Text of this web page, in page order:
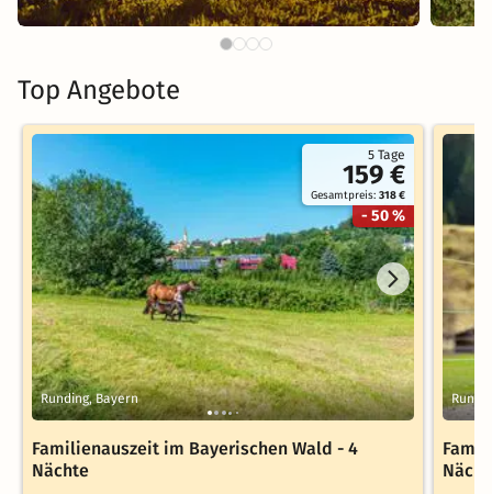
Top Angebote
5 Tage
159 €
Gesamtpreis:318 €
- 50 %
Runding, Bayern
Familienauszeit im Bayerischen Wald - 4
Nächte